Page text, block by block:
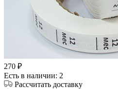
270 ₽
Есть в наличии: 2
Рассчитать доставку